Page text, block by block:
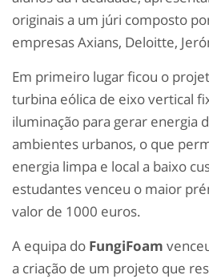
originais a um júri composto
empresas Axians, Deloitte,
Em primeiro lugar ficou o
turbina eólica de eixo vertical
iluminação para gerar energia
ambientes urbanos, o que
energia limpa e local a baixo
estudantes venceu o maior
valor de 1000 euros.
A equipa do FungiFoam
a criação de um projeto que